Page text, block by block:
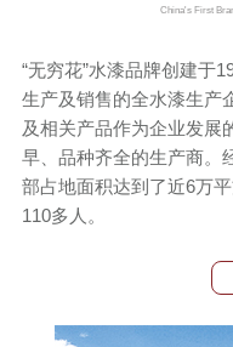
China's First
“无穷花”水漆品牌创建于
生产及销售的全水漆生产
及相关产品作为企业发展
早、品种齐全的生产商。
部占地面积达到了近6万
110多人。